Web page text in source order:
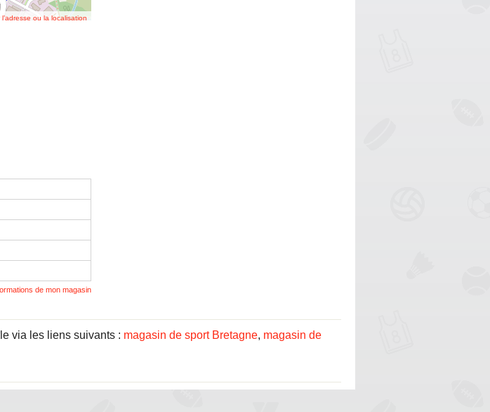
l’adresse ou la localisation
de mon magasin
via les liens suivants : magasin de sport Bretagne, magasin de